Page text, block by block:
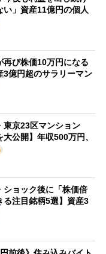
い」資産11億円の個人
再び株価10万円になる
3億円超のサラリーマン
東京23区マンション
大公開】年収500万円、
ショック後に「株価倍
る注目銘柄5選】資産3